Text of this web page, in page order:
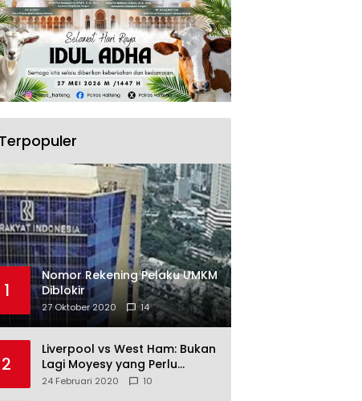
Terpopuler
1
Nomor Rekening Pelaku UMKM
Diblokir
27 Oktober 2020 14
2
Liverpool vs West Ham: Bukan
Lagi Moyesy yang Perlu
Ditakuti
24 Februari 2020 10